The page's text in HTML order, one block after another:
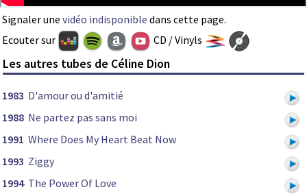
Signaler une vidéo indisponible dans cette page.
Ecouter sur
CD / Vinyls
Les autres tubes de Céline Dion
1983 D'amour ou d'amitié
1988 Ne partez pas sans moi
1991 Where Does My Heart Beat Now
1993 Ziggy
1994 The Power Of Love